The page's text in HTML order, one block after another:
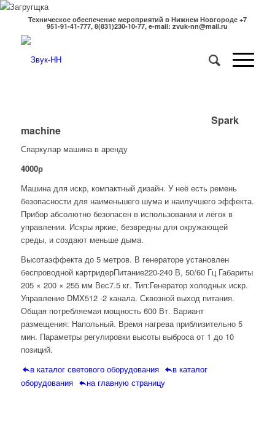
Техническое обеспечение мероприятий в Нижнем Новгороде +7
951-91-41-777, 8(831)230-10-77, e-mail: zvuk-nn@mail.ru
Spark
machine
Спаркулар машина в аренду
4000р
Машина для искр, компактный дизайн. У неё есть ремень
безопасности для наименьшего шума и наилучшего эффекта.
Прибор абсолютно безопасен в использовании и лёгок в
управлении. Искры яркие, безвредны для окружающей
среды, и создают меньше дыма.
Высотаэффекта до 5 метров. В генераторе установлен
беспроводной картридерПитание220-240 В, 50/60 Гц Габариты
205 × 200 × 255 мм Вес7.5 кг. Тип:Генератор холодных искр.
Управление DMX512 -2 канала. Сквозной выход питания.
Общая потребляемая мощность 600 Вт. Вариант
размещения: Напольный. Время нагрева приблизительно 5
мин. Параметры регулировки высоты выброса от 1 до 10
позиций.
в каталог светового оборудования
в каталог
оборудования
на главную страницу